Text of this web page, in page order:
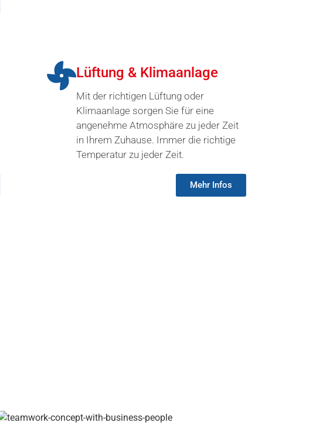
Lüftung & Klimaanlage
Mit der richtigen Lüftung oder
Klimaanlage sorgen Sie für eine
angenehme Atmosphäre zu jeder Zeit
in Ihrem Zuhause. Immer die richtige
Temperatur zu jeder Zeit.
Mehr Infos